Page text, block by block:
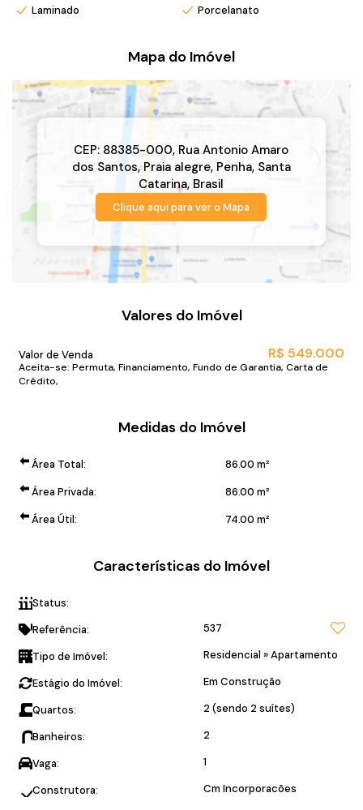
Laminado Porcelanato
Mapa do Imóvel
CEP: 88385-000, Rua Antonio Amaro
dos Santos,Praia alegre, Penha, Santa
Catarina, Brasil
Clique aqui para ver o Mapa
Valores do Imóvel
R$ 549.000
Valor de Venda
Aceita-se: Permuta, Financiamento, Fundo de Garantia, Carta de
Crédito,
Medidas do Imóvel
Área Total: 86.00 m²
Área Privada:
86.00 m²
Área Útil:
74.00 m²
Características do Imóvel
Status:
Referência: 537
Tipo de Imóvel: Residencial »Apartamento
Estágio do Imóvel: Em Construção
Quartos: 2 (sendo 2 suítes)
Banheiros: 2
Vaga: 1
Construtora: Cm Incorporacões